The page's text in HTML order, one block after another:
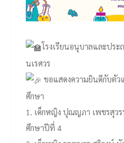
โรงเรียนอนุบาลและปร
นเรศวร
ขอแสดงความยินดีกับตั
ศึกษา
1. เด็กหญิง ปุณญภา เพชรสุว
ศึกษาปีที่ 4